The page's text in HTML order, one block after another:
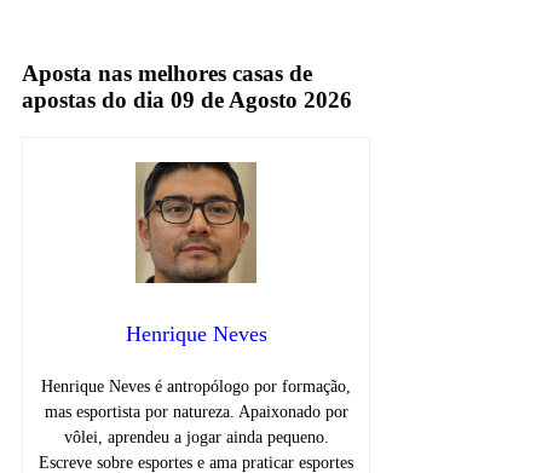
Aposta nas melhores casas de
apostas do dia 09 de Agosto 2026
Henrique Neves
Henrique Neves é antropólogo por formação,
mas esportista por natureza. Apaixonado por
vôlei, aprendeu a jogar ainda pequeno.
Escreve sobre esportes e ama praticar esportes